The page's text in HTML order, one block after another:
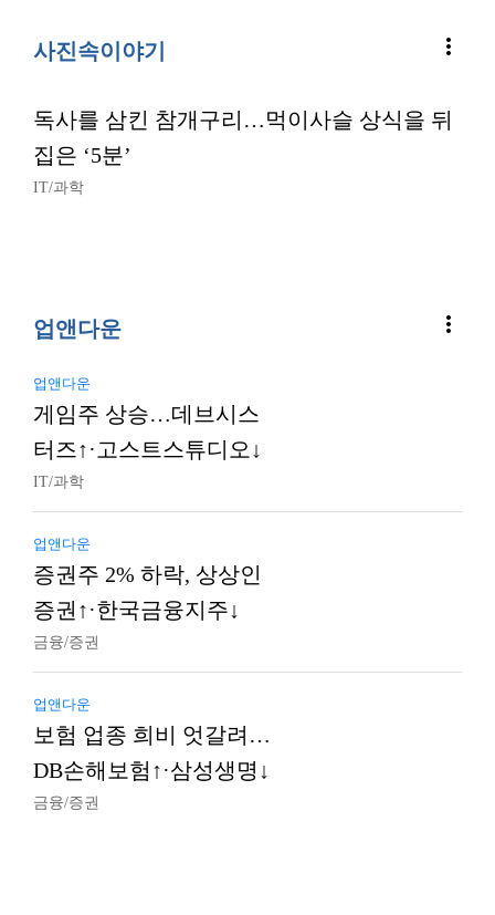
사진속이야기 more_vert
독사를 삼킨 참개구리…먹이사슬 상식을 뒤
집은 ‘5분’
IT/과학
업앤다운 more_vert
업앤다운
게임주 상승…데브시스
터즈↑·고스트스튜디오↓
IT/과학
업앤다운
증권주 2% 하락, 상상인
증권↑·한국금융지주↓
금융/증권
업앤다운
보험 업종 희비 엇갈려…
DB손해보험↑·삼성생명↓
금융/증권